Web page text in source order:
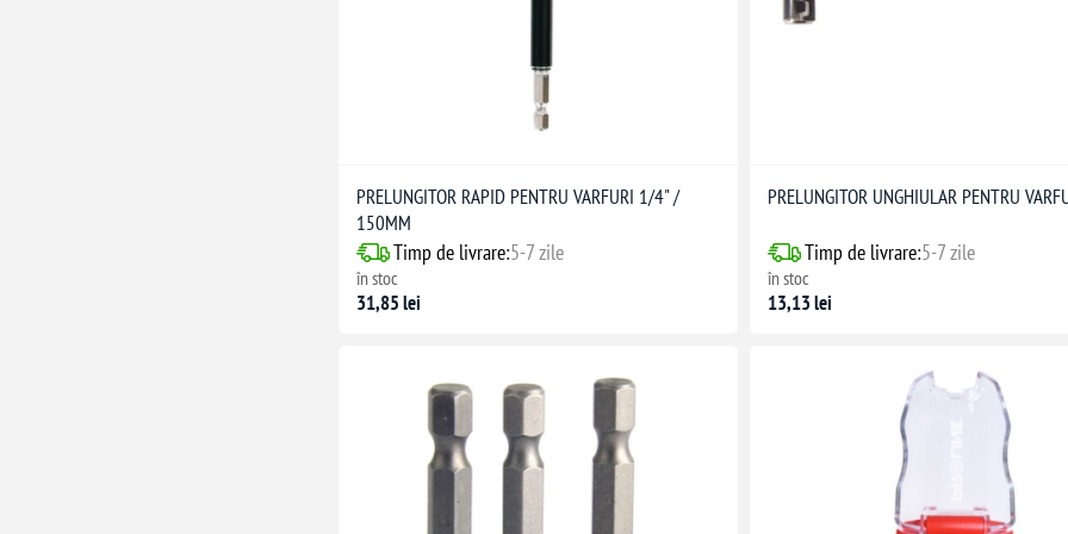
PRELUNGITOR RAPID PENTRU VARFURI 1/4" /
150MM
Timp de livrare:5-7 zile
în stoc
31,85 lei
PRELUNGITOR UNGHIULAR PENTRU
Timp de livrare:5-7 zile
în stoc
13,13 lei